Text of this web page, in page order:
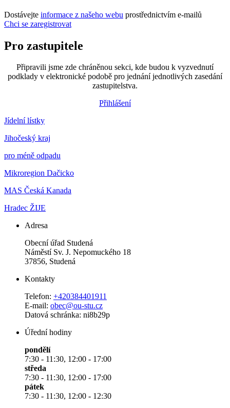
Dostávejte informace z našeho webu prostřednictvím e-mailů
Chci se zaregistrovat
Pro zastupitele
Připravili jsme zde chráněnou sekci, kde budou k vyzvednutí
podklady v elektronické podobě pro jednání jednotlivých zasedání
zastupitelstva.
Přihlášení
Jídelní lístky
Jihočeský kraj
pro méně odpadu
Mikroregion Dačicko
MAS Česká Kanada
Hradec ŽIJE
Adresa
Obecní úřad Studená
Náměstí Sv. J. Nepomuckého 18
37856, Studená
Kontakty
Telefon: +420384401911
E-mail: obec@ou-stu.cz
Datová schránka: ni8b29p
Úřední hodiny
pondělí
7:30 - 11:30, 12:00 - 17:00
středa
7:30 - 11:30, 12:00 - 17:00
pátek
7:30 - 11:30, 12:00 - 12:30